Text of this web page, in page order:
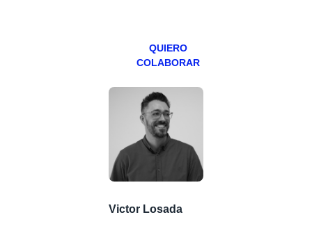
QUIERO
COLABORAR
Victor Losada